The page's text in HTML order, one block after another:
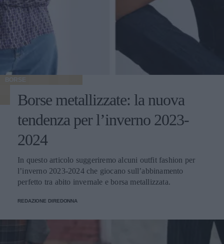
BORSE
Borse metallizzate: la nuova
tendenza per l’inverno 2023-
2024
In questo articolo suggeriremo alcuni outfit fashion per
l’inverno 2023-2024 che giocano sull’abbinamento
perfetto tra abito invernale e borsa metallizzata.
REDAZIONE DIREDONNA